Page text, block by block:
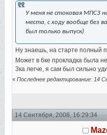
У меня не стоковая МПС3
места, с ходу вообще без
был только выпуск)
Ну знаешь, на старте полный
Может в 6ке прокладка была
3ка легче, я сам был сильно
«Последнее редактирование: 14
14 Сентября, 2008, 16:29:34